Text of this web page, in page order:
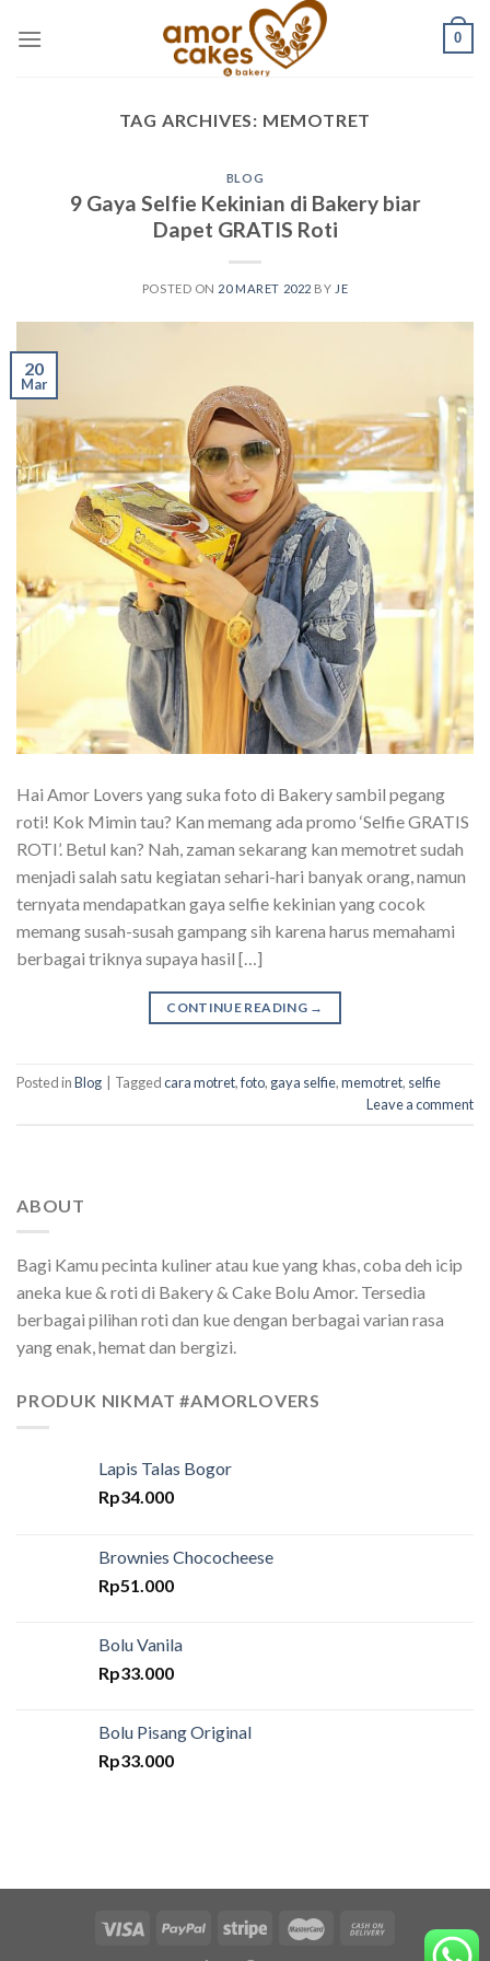
0
TAG ARCHIVES: MEMOTRET
BLOG
9 Gaya Selfie Kekinian di Bakery biar
Dapet GRATIS Roti
POSTED ON 20 MARET 2022 BY JE
20
Mar
Hai Amor Lovers yang suka foto di Bakery sambil pegang
roti! Kok Mimin tau? Kan memang ada promo ‘Selfie GRATIS
ROTI’. Betul kan? Nah, zaman sekarang kan memotret sudah
menjadi salah satu kegiatan sehari-hari banyak orang, namun
ternyata mendapatkan gaya selfie kekinian yang cocok
memang susah-susah gampang sih karena harus memahami
berbagai triknya supaya hasil […]
CONTINUE READING →
Posted inBlog Taggedcara motret,foto, gaya selfie,memotret, selfie
Leave a comment
ABOUT
Bagi Kamu pecinta kuliner atau kue yang khas, coba deh icip
aneka kue & roti di Bakery & Cake Bolu Amor. Tersedia
berbagai pilihan roti dan kue dengan berbagai varian rasa
yang enak, hemat dan bergizi.
PRODUK NIKMAT #AMORLOVERS
Lapis Talas Bogor
Rp34.000
Brownies Chococheese
Rp51.000
Bolu Vanila
Rp33.000
Bolu Pisang Original
Rp33.000